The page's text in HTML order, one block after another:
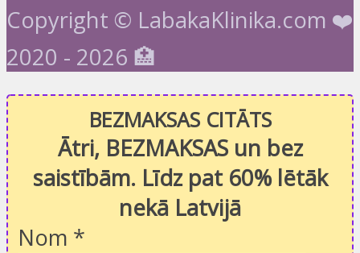
Copyright © LabakaKlinika.com ❤️
2020 - 2026 🏥
BEZMAKSAS CITĀTS
Ātri, BEZMAKSAS un bez
saistībām. Līdz pat 60% lētāk
nekā Latvijā
Nom *